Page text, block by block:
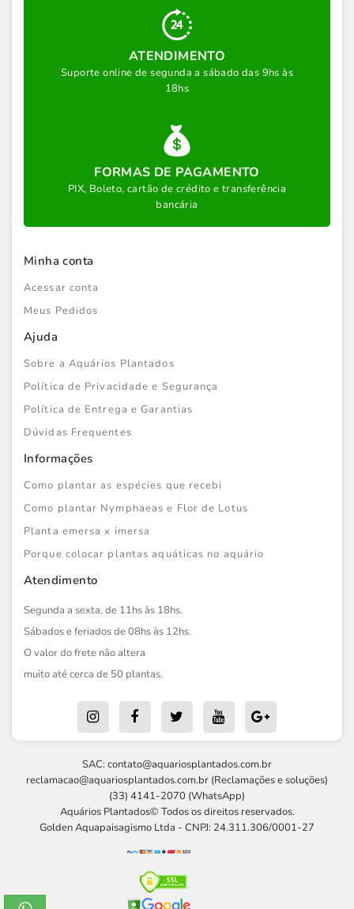
ATENDIMENTO
Suporte online de segunda a sábado das 9hs às
18hs
FORMAS DE PAGAMENTO
PIX, Boleto, cartão de crédito e transferência
bancária
Minha conta
Acessar conta
Meus Pedidos
Ajuda
Sobre a Aquários Plantados
Política de Privacidade e Segurança
Política de Entrega e Garantias
Dúvidas Frequentes
Informações
Como plantar as espécies que recebi
Como plantar Nymphaeas e Flor de Lotus
Planta emersa x imersa
Porque colocar plantas aquáticas no aquário
Atendimento
Segunda a sexta, de 11hs às 18hs.
Sábados e feriados de 08hs às 12hs.
O valor do frete não altera
muito até cerca de 50 plantas.
SAC: contato@aquariosplantados.com.br
reclamacao@aquariosplantados.com.br (Reclamações e soluções)
(33) 4141-2070 (WhatsApp)
Aquários Plantados© Todos os direitos reservados.
Golden Aquapaisagismo Ltda - CNPJ: 24.311.306/0001-27